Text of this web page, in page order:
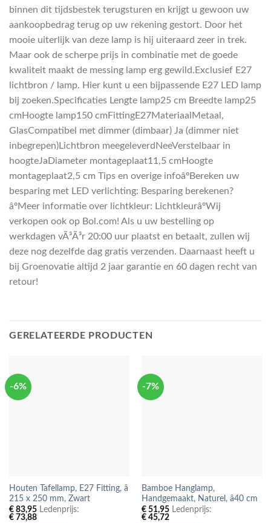
binnen dit tijdsbestek terugsturen en krijgt u gewoon uw
aankoopbedrag terug op uw rekening gestort. Door het
mooie uiterlijk van deze lamp is hij uiteraard zeer in trek.
Maar ook de scherpe prijs in combinatie met de goede
kwaliteit maakt de messing lamp erg gewild.Exclusief E27
lichtbron / lamp. Hier kunt u een bijpassende E27 LED lamp
bij zoeken.Specificaties Lengte lamp25 cm Breedte lamp25
cmHoogte lamp150 cmFittingE27MateriaalMetaal,
GlasCompatibel met dimmer (dimbaar) Ja (dimmer niet
inbegrepen)Lichtbron meegeleverdNeeVerstelbaar in
hoogteJaDiameter montageplaat11,5 cmHoogte
montageplaat2,5 cm Tips en overige infoâºBereken uw
besparing met LED verlichting: Besparing berekenen?
âºMeer informatie over lichtkleur: LichtkleurâºWij
verkopen ook op Bol.com! Als u uw bestelling op
werkdagen vÃ³Ã³r 20:00 uur plaatst en betaalt, zullen wij
deze nog dezelfde dag gratis verzenden. Daarnaast heeft u
bij Groenovatie altijd 2 jaar garantie en 60 dagen recht van
retour!
GERELATEERDE PRODUCTEN
-6%
Houten Tafellamp, E27 Fitting, â
215 x 250 mm, Zwart
€83,95Ledenprijs:
€73,88
-7%
Bamboe Hanglamp,
Handgemaakt, Naturel, â40 cm
€51,95Ledenprijs:
€45,72